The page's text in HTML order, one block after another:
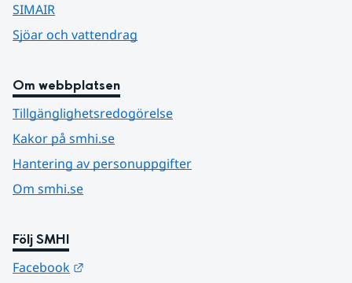
SIMAIR
Sjöar och vattendrag
Om webbplatsen
Tillgänglighetsredogörelse
Kakor på smhi.se
Hantering av personuppgifter
Om smhi.se
Följ SMHI
Facebook